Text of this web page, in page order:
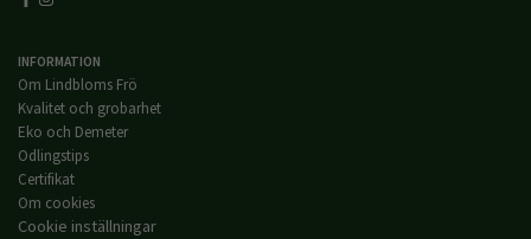
INFORMATION
Om Lindbloms Frö
Kvalitet och grobarhet
Eko och Demeter
Odlingstips
Certifikat
Om cookies
Cookie inställningar